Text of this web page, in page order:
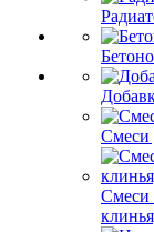
Смеси
Смеси